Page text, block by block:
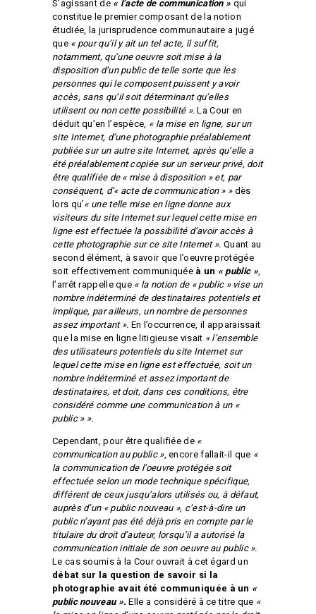
S’agissant de « l’acte de communication » qui
constitue le premier composant de la notion
étudiée, la jurisprudence communautaire a jugé
que « pour qu’il y ait un tel acte, il suffit,
notamment, qu’une oeuvre soit mise à la
disposition d’un public de telle sorte que les
personnes qui le composent puissent y avoir
accès, sans qu’il soit déterminant qu’elles
utilisent ou non cette possibilité ».La Cour en
déduit qu’en l’espèce, « la mise en ligne, sur un
site Internet, d’une photographie préalablement
publiée sur un autre site Internet, après qu’elle a
été préalablement copiée sur un serveur privé, doit
être qualifiée de « mise à disposition » et, par
conséquent, d’« acte de communication » » dès
lors qu’« une telle mise en ligne donne aux
visiteurs du site Internet sur lequel cette mise en
ligne est effectuée la possibilité d’avoir accès à
cette photographie sur ce site Internet ». Quant au
second élément, à savoir que l’oeuvre protégée
soit effectivement communiquée à un « public »,
l’arrêt rappelle que « la notion de « public » vise un
nombre indéterminé de destinataires potentiels et
implique, par ailleurs, un nombre de personnes
assez important ». En l’occurrence, il apparaissait
que la mise en ligne litigieuse visait « l’ensemble
des utilisateurs potentiels du site Internet sur
lequel cette mise en ligne est effectuée, soit un
nombre indéterminé et assez important de
destinataires, et doit, dans ces conditions, être
considéré comme une communication à un «
public » ».
Cependant,pour être qualifiée de «
communication au public », encore fallait-il que «
la communication de l’oeuvre protégée soit
effectuée selon un mode technique spécifique,
différent de ceux jusqu’alors utilisés ou, à défaut,
auprès d’un « public nouveau », c’est-à-dire un
public n’ayant pas été déjà pris en compte par le
titulaire du droit d’auteur, lorsqu’il a autorisé la
communication initiale de son oeuvre au public ».
Le cas soumis à la Cour ouvrait à cet égard un
débat sur la question de savoir si la
photographie avait été communiquée à un «
public nouveau ».Elle a considéré à ce titre que «